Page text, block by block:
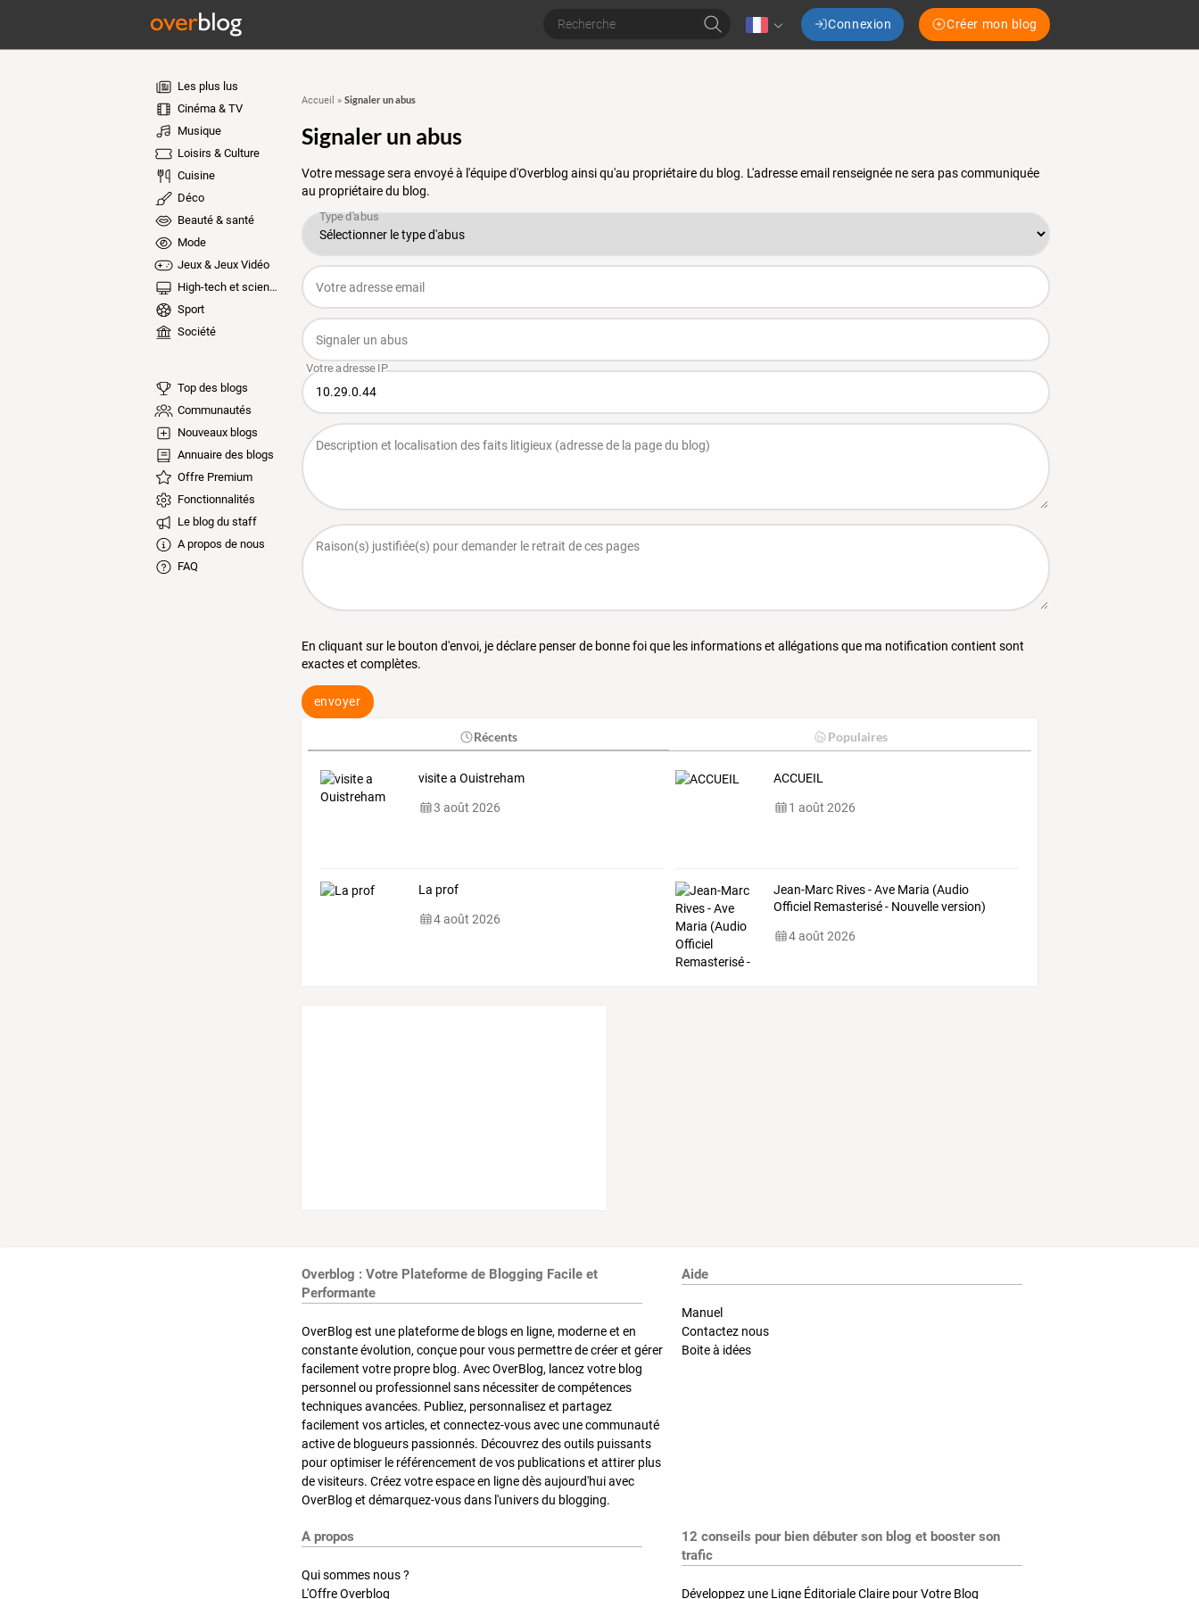
Connexion Créer mon blog
Les plus lus
Cinéma & TV
Musique
Loisirs & Culture
Cuisine
Déco
Beauté & santé
Mode
Jeux & Jeux Vidéo
High-tech et sciences
Sport
Société
Top des blogs
Communautés
Nouveaux blogs
Annuaire des blogs
Offre Premium
Fonctionnalités
Le blog du staff
A propos de nous
FAQ
Accueil » Signaler un abus
Signaler un abus
Votre message sera envoyé à l'équipe d'Overblog ainsi qu'au propriétaire du blog. L'adresse email renseignée ne sera pas communiquée
au propriétaire du blog.
En cliquant sur le bouton d'envoi, je déclare penser de bonne foi que les informations et allégations que ma notification contient sont
exactes et complètes.
envoyer
Récents Populaires
visite a Ouistreham
3 août 2026
ACCUEIL
1 août 2026
La prof
4 août 2026
Jean-Marc Rives - Ave Maria (Audio
Officiel Remasterisé - Nouvelle version)
4 août 2026
Overblog : Votre Plateforme de Blogging Facile et
Performante
OverBlog est une plateforme de blogs en ligne, moderne et en
constante évolution, conçue pour vous permettre de créer et gérer
facilement votre propre blog. Avec OverBlog, lancez votre blog
personnel ou professionnel sans nécessiter de compétences
techniques avancées. Publiez, personnalisez et partagez
facilement vos articles, et connectez-vous avec une communauté
active de blogueurs passionnés. Découvrez des outils puissants
pour optimiser le référencement de vos publications et attirer plus
de visiteurs. Créez votre espace en ligne dès aujourd'hui avec
OverBlog et démarquez-vous dans l'univers du blogging.
Aide
Manuel
Contactez nous
Boite à idées
A propos
Qui sommes nous ?
L'Offre Overblog
12 conseils pour bien débuter son blog et booster son
trafic
Développez une Ligne Éditoriale Claire pour Votre Blog